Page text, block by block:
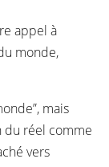
appel à
monde,
mais
réel comme
vers